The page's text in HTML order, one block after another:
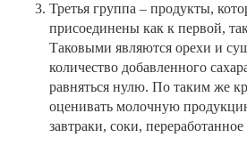
Третья группа – продукты,
присоединены как к первой,
Таковыми являются орехи и
количество добавленного
равняться нулю. По таким же
оценивать молочную
завтраки, соки,